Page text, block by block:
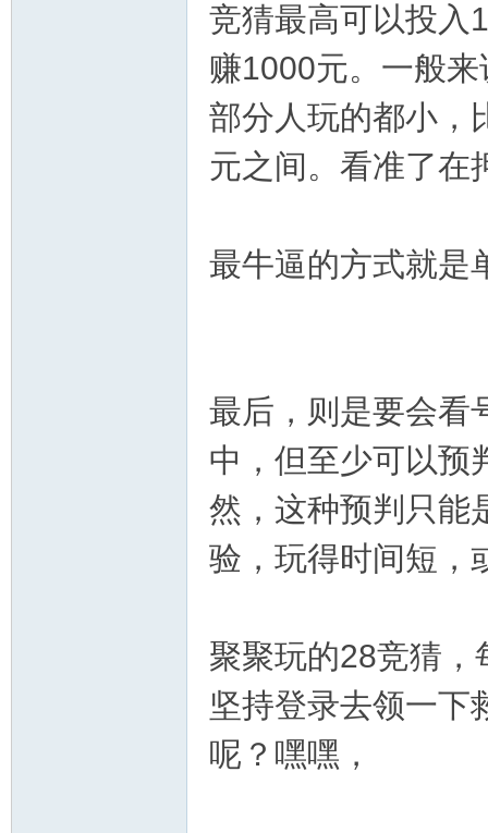
竞猜最高可以投入
赚1000元。一般
部分人玩的都小，
元之间。看准了在
最牛逼的方式就是
最后，则是要会看
中，但至少可以预
然，这种预判只能
验，玩得时间短，
聚聚玩的28竞猜，
坚持登录去领一下
呢？嘿嘿，